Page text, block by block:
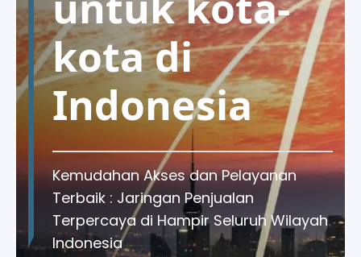
kota di
Indonesia
Kemudahan Akses dan Pelayanan
Pertama
Pelanggan